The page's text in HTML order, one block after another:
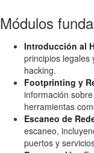
Módulos
Introducción al
principios legales
hacking.
Footprinting y
información
herramientas
Escaneo de
escaneo,
puertos y